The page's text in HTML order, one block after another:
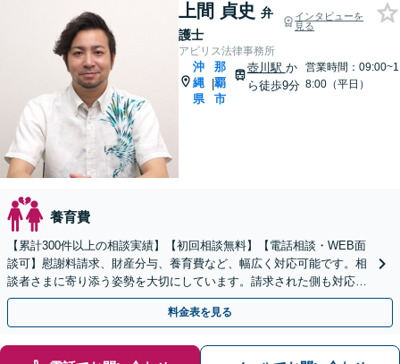
上間 貞史 弁
護士
インタビューを
見る
アビリス法律事務所
沖
縄
県
|
那
覇
市
壺川駅 か
ら徒歩9分
営業時間：09:00~1
8:00（平日）
養育費
【累計300件以上の相談実績】【初回相談無料】【電話相談・WEB面
談可】慰謝料請求、財産分与、養育費など、幅広く対応可能です。相
談者さまに寄り添う姿勢を大切にしています。請求された側も対応し
ておりますので、お気軽にご相談ください。
料金表を見る